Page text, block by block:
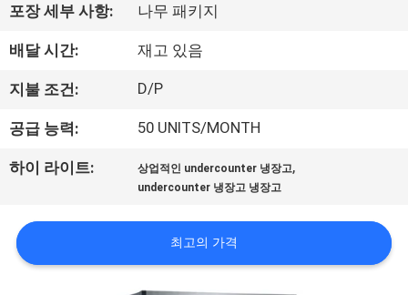
대
하
여
공
여
행
포장 세부 사항: 나무 패키지
배달 시간: 재고 있음
지불 조건: D/P
공급 능력: 50 UNITS/MONTH
하이 라이트: 상업적인 undercounter 냉장고,
undercounter 냉장고 냉장고
최고의 가격